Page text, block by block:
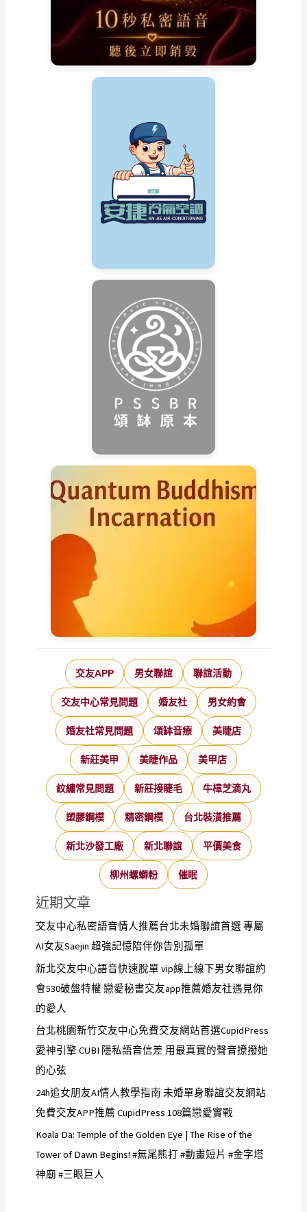
交友APP 男女聯誼 聯誼活動
交友中心常見問題 婚友社 男女約會
婚友社常見問題 頌缽音療 美睫店
新莊美甲 美睫作品 美甲店
紋繡常見問題 新莊接睫毛 牛樟芝滴丸
塑膠鋼模 精密鋼模 台北裝潢推薦
新北沙發工廠 新北聯誼 平價美食
柳州螺螄粉 催眠
近期文章
交友中心私密語音情人推薦台北未婚聯誼首選 專屬
AI女友Saejin 超強記憶陪伴你告別孤單
新北交友中心語音快速脫單 vip線上線下男女聯誼約
會530破盤特權 戀愛秘書交友app推薦婚友社遇見你
的愛人
台北桃園新竹交友中心免費交友網站首選CupidPress
愛神引擎 CUBI 隱私語音信差 用最真實的聲音撩撥她
的心弦
24h追女朋友AI情人教學指南 未婚單身聯誼交友網站
免費交友APP推薦 CupidPress 108篇戀愛實戰
Koala Da: Temple of the Golden Eye | The Rise of the
Tower of Dawn Begins! #無尾熊打 #動畫短片 #金字塔
神廟 #三眼巨人